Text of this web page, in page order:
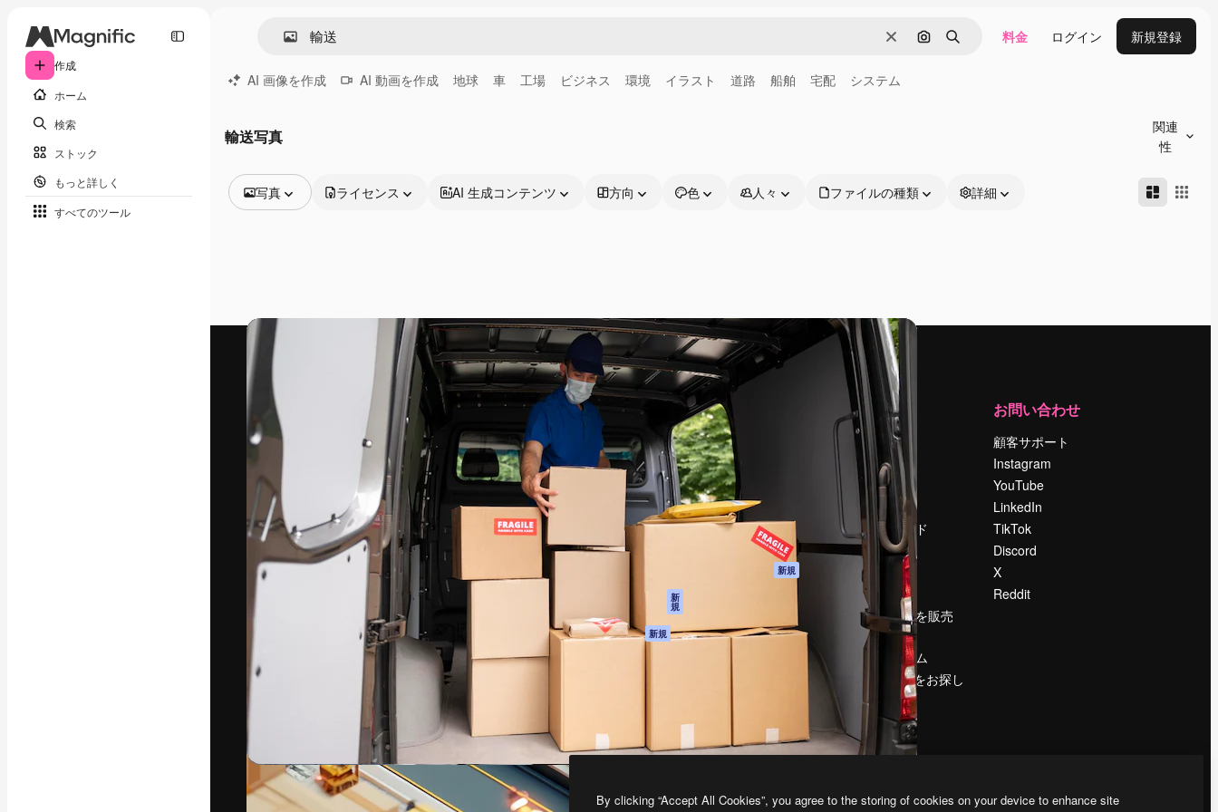
作成
ホーム
検索
ストック
もっと詳しく
すべてのツール
消去 画像で検索
検索 料金 ログイン 新規登録
AI 画像を作成 AI 動画を作成 地球 車 工場 ビジネス 環境 イラスト 道路 船舶 宅配 システム
輸送写真
関連
性
写真
動画
映像素材
モーショングラフィックス
動画テンプレート
アイコン
3D モデル
フォント
ライセンス AI 生成コンテンツ 方向 色 人々 ファイルの種類 詳細
最高のクリエイティブ制作を導くためのプラ
ットフォーム。クリエイター、企業、代理
店、スタジオを含む100万人以上が利用して
います。
日本語
製品
Spaces
AI アシスタント
AI 画像生成ツール
AI 動画生成ツール
AI 音声合成ツール
ストックコンテン
Claude/ChatGPT
新
規
エージェント 新規
はじめに
Academy
ドキュメント
サポート
利用規約
プライバシーポリ
新規
トラストセンター
アフィリエイト
運営
料金
会社概要
Reviews
採用情報
検索トレンド
ブログ
イベント
Slidesgo
コンテンツを販売
する
プレスルーム
magnific.aiをお探し
ですか？
お問い合わせ
顧客サポート
Instagram
YouTube
LinkedIn
TikTok
Discord
X
Reddit
Copyright © 2010-2026 Freepik Company S.L.U.無断複写・転載を禁じます
By clicking “Accept All Cookies”, you agree to the storing of cookies on your device to enhance site